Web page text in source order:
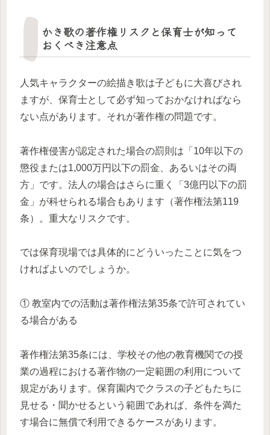
かき歌の著作権リスクと保育士が知って
おくべき注意点
人気キャラクターの絵描き歌は子どもに大喜びされ
ますが、保育士として必ず知っておかなければなら
ない点があります。それが著作権の問題です。
著作権侵害が認定された場合の罰則は「10年以下の
懲役または1,000万円以下の罰金、あるいはその両
方」です。法人の場合はさらに重く「3億円以下の罰
金」が科せられる場合もあります（著作権法第119
条）。重大なリスクです。
では保育現場では具体的にどういったことに気をつ
ければよいのでしょうか。
① 教室内での活動は著作権法第35条で許可されてい
る場合がある
著作権法第35条には、学校その他の教育機関での授
業の過程における著作物の一定範囲の利用について
規定があります。保育園内でクラスの子どもたちに
見せる・聞かせるという範囲であれば、条件を満た
す場合に無償で利用できるケースがあります。